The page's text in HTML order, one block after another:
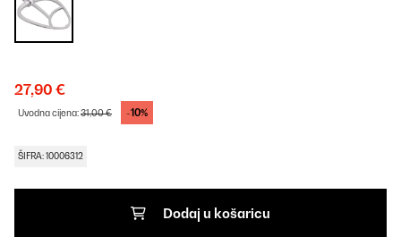
27,90 €
Uvodna cijena:31,00 € -10%
ŠIFRA: 10006312
Dodaj u košaricu